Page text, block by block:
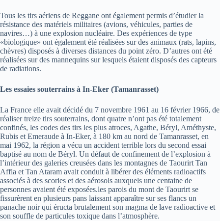
Tous les tirs aériens de Reggane ont également permis d’étudier la
résistance des matériels militaires (avions, véhicules, parties de
navires…) à une explosion nucléaire. Des expériences de type
«biologique» ont également été réalisées sur des animaux (rats, lapins,
chèvres) disposés à diverses distances du point zéro. D’autres ont été
réalisées sur des mannequins sur lesquels étaient disposés des capteurs
de radiations.
Les essaies souterrains à In-Eker (Tamanrasset)
La France elle avait décidé du 7 novembre 1961 au 16 février 1966, de
réaliser treize tirs souterrains, dont quatre n’ont pas été totalement
confinés, les codes des tirs les plus atroces, Agathe, Béryl, Améthyste,
Rubis et Emeraude à In-Eker, à 180 km au nord de Tamanrasset, en
mai 1962, la région a vécu un accident terrible lors du second essai
baptisé au nom de Béryl. Un défaut de confinement de l’explosion à
l’intérieur des galeries creusées dans les montagnes de Taourirt Tan
Affla et Tan Ataram avait conduit à libérer des éléments radioactifs
associés à des scories et des aérosols auxquels une centaine de
personnes avaient été exposées.les parois du mont de Taourirt se
fissurèrent en plusieurs pans laissant apparaître sur ses flancs un
panache noir qui éructa brutalement son magma de lave radioactive et
son souffle de particules toxique dans l’atmosphère.